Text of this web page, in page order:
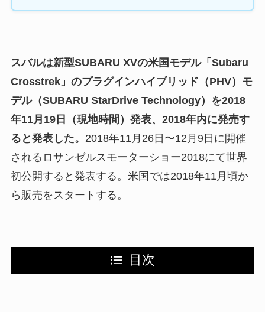
スバルは新型SUBARU XVの米国モデル「Subaru
Crosstrek」のプラグインハイブリッド（PHV）モ
デル（SUBARU StarDrive Technology）を2018
年11月19日（現地時間）発表、2018年内に発売す
ると発表した。 2018年11月26日〜12月9日に開催
されるロサンゼルスモーターショー2018にて世界
初公開すると発表する。米国では2018年11月頃か
ら販売をスタートする。
目次